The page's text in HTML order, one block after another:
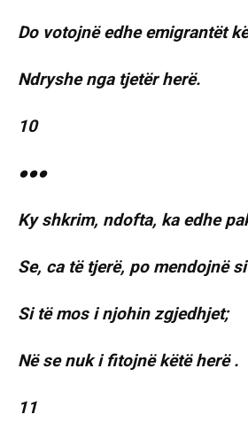
Do votojnë edhe emigrantët
Ndryshe nga tjetër herë.
10
●●●
Ky shkrim, ndofta, ka edhe
Se, ca të tjerë, po mendojnë
Si të mos i njohin zgjedhjet;
Në se nuk i fitojnë këtë herë .
11